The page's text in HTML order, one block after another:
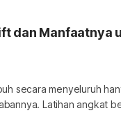
dan Manfaatnya
secara menyeluruh
Latihan angkat